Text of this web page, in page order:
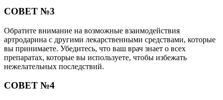
СОВЕТ №3
Обратите внимание на возможные взаимодействия
артродарина с другими лекарственными средствами, которые
вы принимаете. Убедитесь, что ваш врач знает о всех
препаратах, которые вы используете, чтобы избежать
нежелательных последствий.
СОВЕТ №4